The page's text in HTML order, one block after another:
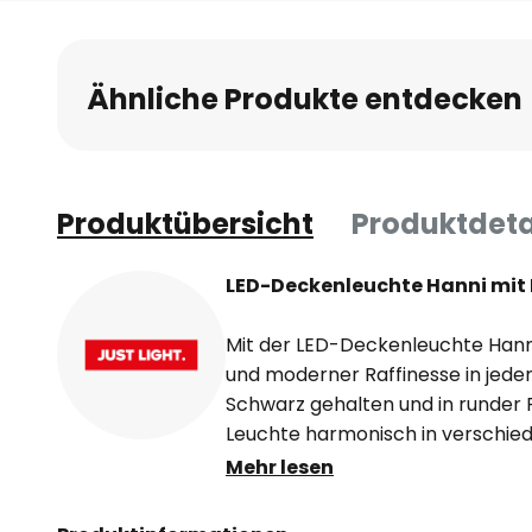
Ähnliche Produkte entdecken
Produktübersicht
LED-Deckenleuchte Hanni
Mit der LED-Deckenleuchte
und moderner Raffinesse in
Schwarz gehalten und in
Leuchte harmonisch in
die Deckenleuchte besonders
Behang in Kristalloptik erzeugt
Mehr lesen